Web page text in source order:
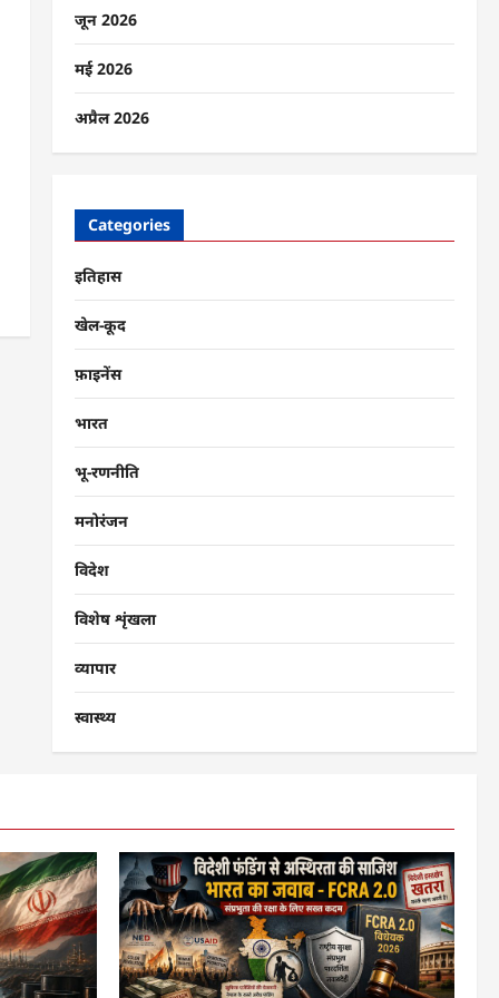
जून 2026
मई 2026
अप्रैल 2026
Categories
इतिहास
खेल-कूद
फ़ाइनेंस
भारत
भू-रणनीति
मनोरंजन
विदेश
विशेष शृंखला
व्यापार
स्वास्थ्य